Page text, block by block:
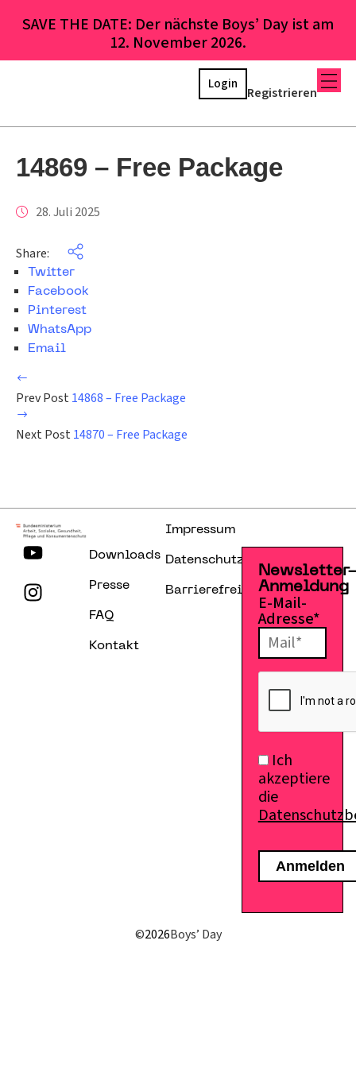
SAVE THE DATE: Der nächste Boys’ Day ist am
12. November 2026.
Registrieren
Login
14869 – Free Package
28. Juli 2025
Share:
Twitter
Facebook
Pinterest
WhatsApp
Email
Prev Post 14868 – Free Package
Next Post 14870 – Free Package
Downloads
Presse
FAQ
Kontakt
Impressum
Datenschutzerklärung
Barrierefreiheitserklärung
Anmeldung
E-Mail-
Adresse*
Ich
akzeptiere
die
©2026Boys’ Day